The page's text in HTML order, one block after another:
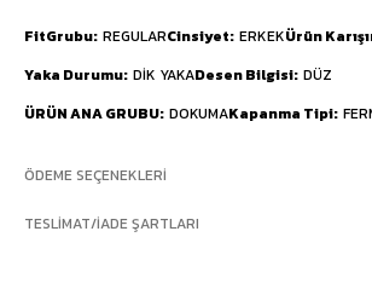
FitGrubu REGULARCinsiyet ERKEKÜrün
Yaka Durumu DİK YAKADesen Bilgisi DÜZ
ÜRÜN ANA GRUBU DOKUMAKapanma Tipi
ÖDEME SEÇENEKLERI
TESLIMAT/İADE ŞARTLARI